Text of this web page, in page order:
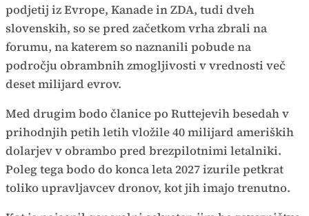
podjetij iz Evrope, Kanade in ZDA, tudi dveh
slovenskih, so se pred začetkom vrha zbrali na
forumu, na katerem so naznanili pobude na
področju obrambnih zmogljivosti v vrednosti več
deset milijard evrov.
Med drugim bodo članice po Ruttejevih besedah v
prihodnjih petih letih vložile 40 milijard ameriških
dolarjev v obrambo pred brezpilotnimi letalniki.
Poleg tega bodo do konca leta 2027 izurile petkrat
toliko upravljavcev dronov, kot jih imajo trenutno.